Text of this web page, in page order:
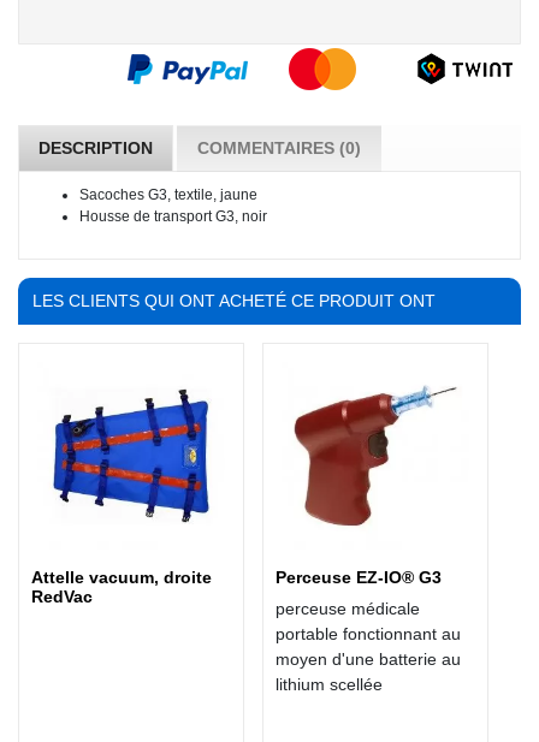
DESCRIPTION COMMENTAIRES (0)
Sacoches G3, textile, jaune
Housse de transport G3, noir
LES CLIENTS QUI ONT ACHETÉ CE PRODUIT ONT
Attelle vacuum, droite
RedVac
Perceuse EZ-IO® G3
perceuse médicale
portable fonctionnant au
moyen d'une batterie au
lithium scellée